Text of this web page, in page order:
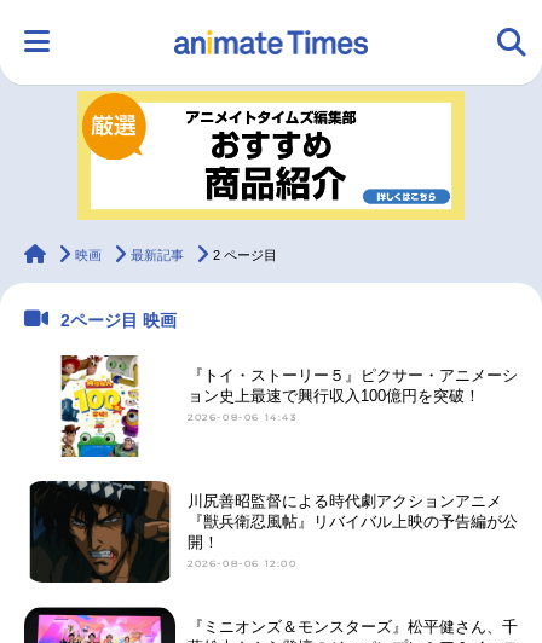
ランキング アニメ
ラジオ みんなの声
2.5次元
最新記事一覧
アニメ記事一覧 声優記事一覧
アニメ映画一覧
今期アニメ曜日別一覧
animateTimes
映画 最新記事 2 ページ目
2ページ目 映画
『トイ・ストーリー５』ピクサー・アニメーシ
ョン史上最速で興行収入100億円を突破！
2026-08-06 14:43
川尻善昭監督による時代劇アクションアニメ
『獣兵衛忍風帖』リバイバル上映の予告編が公
開！
2026-08-06 12:00
『ミニオンズ＆モンスターズ』松平健さん、千